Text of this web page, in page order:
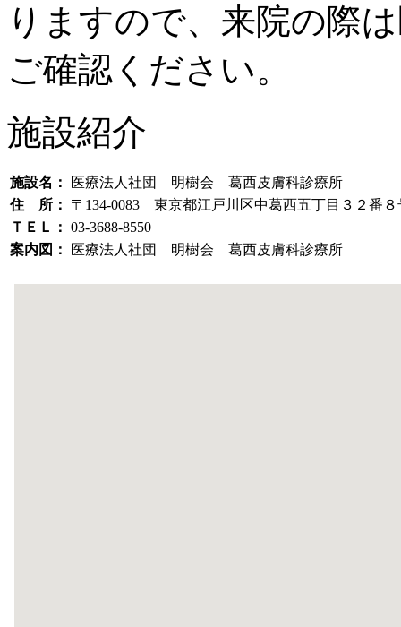
りますので、来院の際
ご確認ください。
施設紹介
施設名：
医療法人社団 明樹会 葛西皮膚科診療所
住 所：
〒134-0083 東京都江戸川区中葛西五丁目３２番
ＴＥＬ： 03-3688-8550
案内図：
医療法人社団 明樹会 葛西皮膚科診療所